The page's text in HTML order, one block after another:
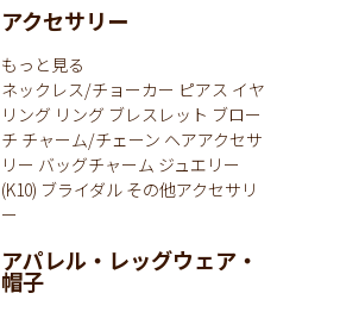
アクセサリー
もっと見る
ネックレス/チョーカー ピアス イヤ
リング リング ブレスレット ブロー
チ チャーム/チェーン ヘアアクセサ
リー バッグチャーム ジュエリー
(K10) ブライダル その他アクセサリ
ー
アパレル・レッグウェア・
帽子